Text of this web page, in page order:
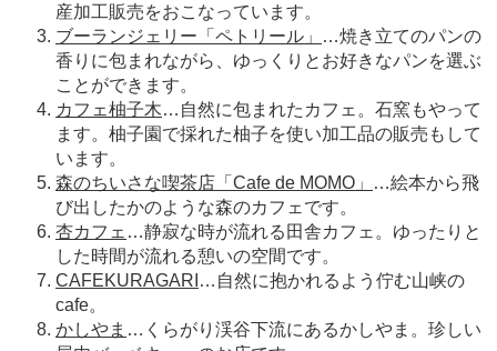
産加工販売をおこなっています。
ブーランジェリー「ペトリール」
…焼き立てのパンの
香りに包まれながら、ゆっくりとお好きなパンを選ぶ
ことができます。
カフェ柚子木…自然に包まれたカフェ。石窯もやって
ます。柚子園で採れた柚子を使い加工品の販売もして
います。
森のちいさな喫茶店「Cafe de MOMO」
…絵本から飛
び出したかのような森のカフェです。
杏カフェ …静寂な時が流れる田舎カフェ。ゆったりと
した時間が流れる憩いの空間です。
CAFEKURAGARI …自然に抱かれるよう佇む山峡の
cafe。
かしやま …くらがり渓谷下流にあるかしやま。珍しい